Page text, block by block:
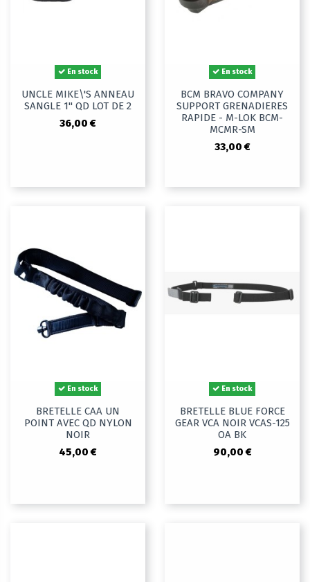
En stock
UNCLE MIKE\'S ANNEAU
SANGLE 1" QD LOT DE 2
36,00 €
En stock
BCM BRAVO COMPANY
SUPPORT GRENADIERES
RAPIDE - M-LOK BCM-
MCMR-SM
33,00 €
En stock
BRETELLE CAA UN
POINT AVEC QD NYLON
NOIR
45,00 €
En stock
BRETELLE BLUE FORCE
GEAR VCA NOIR VCAS-125
OA BK
90,00 €